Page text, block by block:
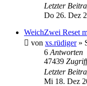
Letzter
Do 26. Dez
WeichZwei Reset
von xs.rüdiger»
6 Antworten
47439
Letzter
Mi 18. Dez